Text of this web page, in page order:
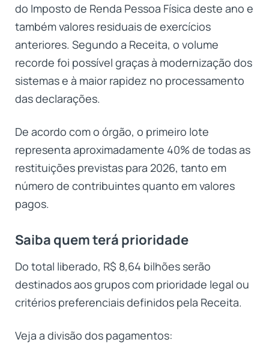
do Imposto de Renda Pessoa Física deste ano e
também valores residuais de exercícios
anteriores. Segundo a Receita, o volume
recorde foi possível graças à modernização dos
sistemas e à maior rapidez no processamento
das declarações.
De acordo com o órgão, o primeiro lote
representa aproximadamente 40% de todas as
restituições previstas para 2026, tanto em
número de contribuintes quanto em valores
pagos.
Saiba quem terá prioridade
Do total liberado, R$ 8,64 bilhões serão
destinados aos grupos com prioridade legal ou
critérios preferenciais definidos pela Receita.
Veja a divisão dos pagamentos: